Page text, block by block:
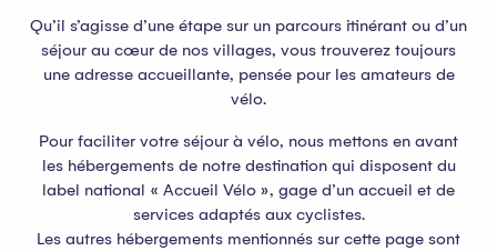
Qu’il s’agisse d’une étape sur un parcours itinérant ou d’un
séjour au cœur de nos villages, vous trouverez toujours
une adresse accueillante, pensée pour les amateurs de
vélo.
Pour faciliter votre séjour à vélo, nous mettons en avant
les hébergements de notre destination qui disposent du
label national « Accueil Vélo », gage d’un accueil et de
services adaptés aux cyclistes.
Les autres hébergements mentionnés sur cette page sont